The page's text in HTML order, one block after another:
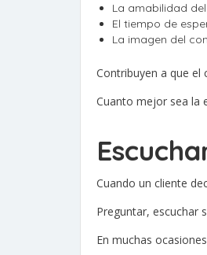
La amabilidad
El tiempo de
La imagen del
Contribuyen a que el
Cuanto mejor sea la
Cuando un cliente
Preguntar, escuchar
En muchas